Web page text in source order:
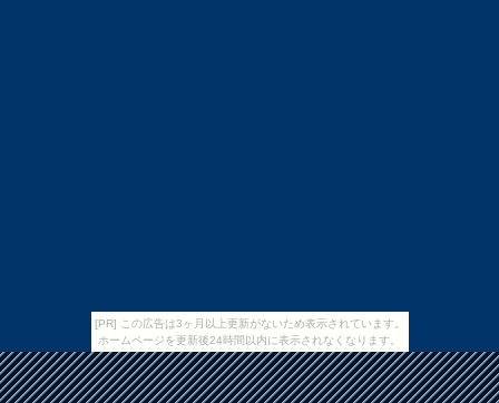
[PR] この広告は3ヶ月以上更新がないため表示されています。
ホームページを更新後24時間以内に表示されなくなります。